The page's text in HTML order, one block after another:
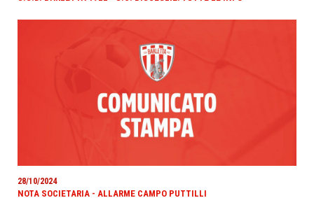
28/10/2024
NOTA SOCIETARIA - ALLARME CAMPO PUTTILLI